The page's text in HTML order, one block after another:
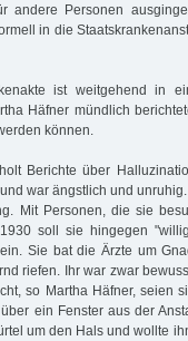
andere Personen
in die
ist weitgehend in
Häfner mündlich
können.
Berichte über
war ängstlich und
Mit Personen, die sie
soll sie hingegen
Sie bat die Ärzte um
riefen. Ihr war zwar
so Martha Häfner, seien
ein Fenster aus der
um den Hals und wollte